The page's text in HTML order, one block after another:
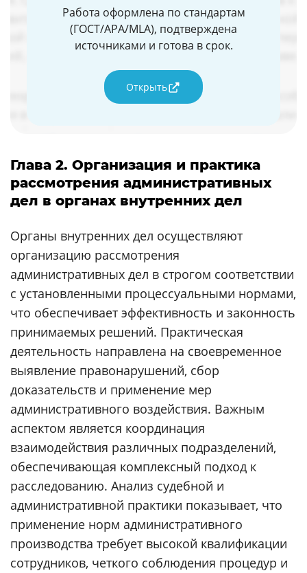
Работа оформлена по стандартам
(ГОСТ/APA/MLA), подтверждена
источниками и готова в срок.
Открыть
Глава 2. Организация и практика
рассмотрения административных
дел в органах внутренних дел
Органы внутренних дел осуществляют
организацию рассмотрения
административных дел в строгом соответствии
с установленными процессуальными нормами,
что обеспечивает эффективность и законность
принимаемых решений. Практическая
деятельность направлена на своевременное
выявление правонарушений, сбор
доказательств и применение мер
административного воздействия. Важным
аспектом является координация
взаимодействия различных подразделений,
обеспечивающая комплексный подход к
расследованию. Анализ судебной и
административной практики показывает, что
применение норм административного
производства требует высокой квалификации
сотрудников, четкого соблюдения процедур и